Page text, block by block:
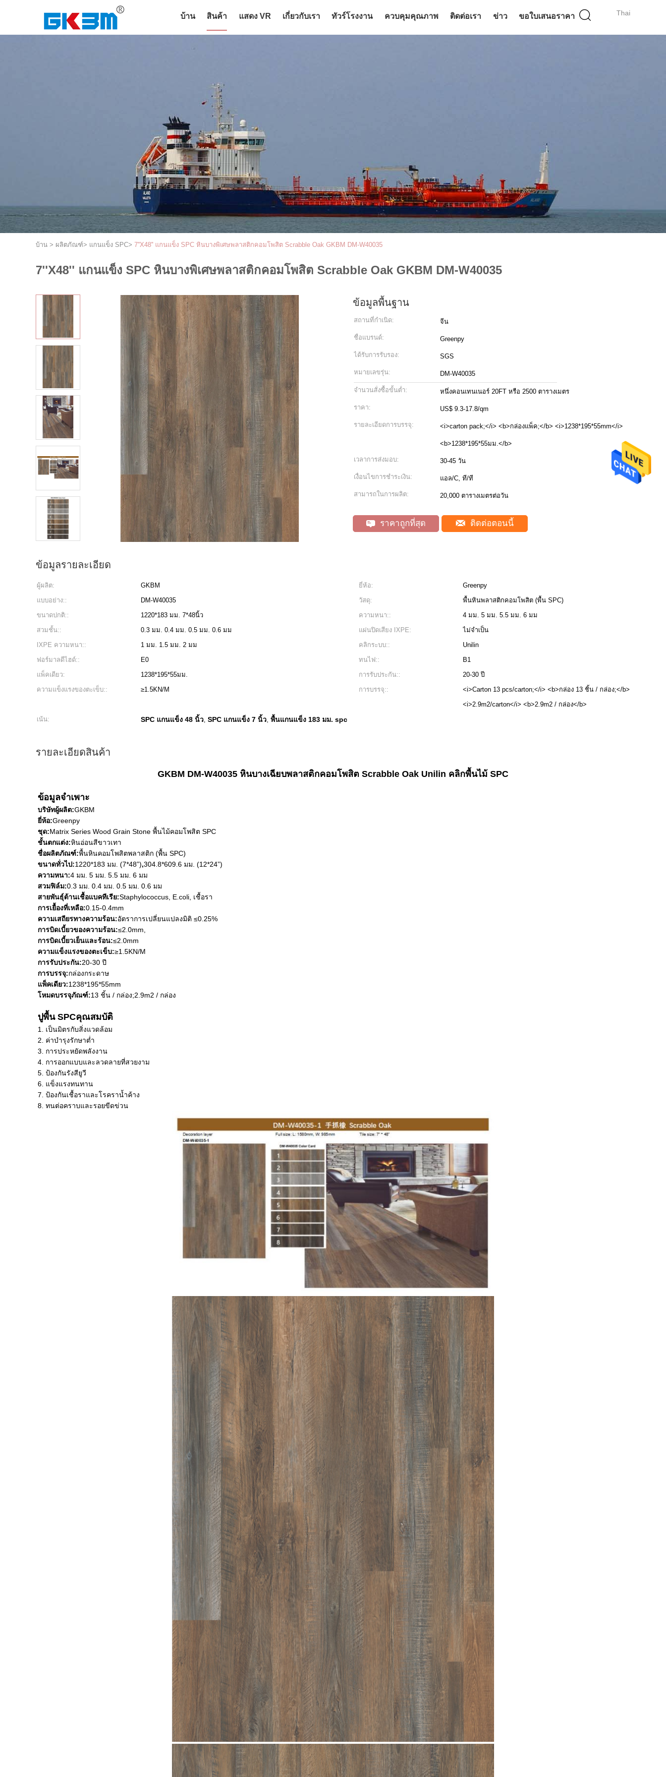
Thai
บ้าน สินค้า แสดง VR เกี่ยวกับเรา ทัวร์โรงงาน ควบคุมคุณภาพ ติดต่อเรา ข่าว ขอใบเสนอราคา
บ้าน > ผลิตภัณฑ์> แกนแข็ง SPC> 7''X48'' แกนแข็ง SPC หินบางพิเศษพลาสติกคอมโพสิต Scrabble Oak GKBM DM-W40035
7''X48'' แกนแข็ง SPC หินบางพิเศษพลาสติกคอมโพสิต Scrabble Oak GKBM DM-W40035
ข้อมูลพื้นฐาน
สถานที่กำเนิด: จีน
ชื่อแบรนด์: Greenpy
ได้รับการรับรอง: SGS
หมายเลขรุ่น: DM-W40035
จำนวนสั่งซื้อขั้นต่ำ: หนึ่งคอนเทนเนอร์ 20FT หรือ 2500 ตารางเมตร
ราคา: US$ 9.3-17.8/qm
รายละเอียดการบรรจุ: <i>carton pack;</i> <b>กล่องแพ็ค;</b> <i>1238*195*55mm</i>
<b>1238*195*55มม.</b>
เวลาการส่งมอบ: 30-45 วัน
เงื่อนไขการชำระเงิน: แอล/C, ที/ที
สามารถในการผลิต: 20,000 ตารางเมตรต่อวัน
ราคาถูกที่สุด ติดต่อตอนนี้
ข้อมูลรายละเอียด
ผู้ผลิต: GKBM ยี่ห้อ:
Greenpy
แบบอย่าง::
DM-W40035 วัสดุ:
พื้นหินพลาสติกคอมโพสิต (พื้น SPC)
ขนาดปกติ::
1220*183 มม. 7*48นิ้ว ความหนา::
4 มม. 5 มม. 5.5 มม. 6 มม
สวมชั้น::
0.3 มม. 0.4 มม. 0.5 มม. 0.6 มม แผ่นปิดเสียง IXPE:
ไม่จำเป็น
IXPE ความหนา::
1 มม. 1.5 มม. 2 มม คลิกระบบ::
Unilin
ฟอร์มาลดีไฮด์::
E0 ทนไฟ::
B1
แพ็คเดียว:
1238*195*55มม. การรับประกัน::
20-30 ปี
ความแข็งแรงของตะเข็บ::
≥1.5KN/M การบรรจุ::
<i>Carton 13 pcs/carton;</i> <b>กล่อง 13 ชิ้น / กล่อง;</b>
<i>2.9m2/carton</i> <b>2.9m2 / กล่อง</b>
เน้น:
SPC แกนแข็ง 48 นิ้ว, SPC แกนแข็ง 7 นิ้ว, พื้นแกนแข็ง 183 มม. spc
รายละเอียดสินค้า
GKBM DM-W40035 หินบางเฉียบพลาสติกคอมโพสิต Scrabble Oak Unilin คลิกพื้นไม้ SPC
ข้อมูลจำเพาะ
บริษัทผู้ผลิต:GKBM
ยี่ห้อ:Greenpy
ชุด:Matrix Series Wood Grain Stone พื้นไม้คอมโพสิต SPC
ชั้นตกแต่ง:หินอ่อนสีขาวเทา
ชื่อผลิตภัณฑ์:พื้นหินคอมโพสิตพลาสติก (พื้น SPC)
ขนาดทั่วไป:1220*183 มม. (7*48”),304.8*609.6 มม. (12*24”)
ความหนา:4 มม. 5 มม. 5.5 มม. 6 มม
สวมฟิล์ม:0.3 มม. 0.4 มม. 0.5 มม. 0.6 มม
สายพันธุ์ต้านเชื้อแบคทีเรีย:Staphylococcus, E.coli, เชื้อรา
การเยื้องที่เหลือ:0.15-0.4mm
ความเสถียรทางความร้อน:อัตราการเปลี่ยนแปลงมิติ ≤0.25%
การบิดเบี้ยวของความร้อน:≤2.0mm,
การบิดเบี้ยวเย็นและร้อน:≤2.0mm
ความแข็งแรงของตะเข็บ:≥1.5KN/M
การรับประกัน:20-30 ปี
การบรรจุ:กล่องกระดาษ
แพ็คเดียว:1238*195*55mm
โหมดบรรจุภัณฑ์:13 ชิ้น / กล่อง;2.9m2 / กล่อง
ปูพื้น SPCคุณสมบัติ
1. เป็นมิตรกับสิ่งแวดล้อม
2. ค่าบำรุงรักษาต่ำ
3. การประหยัดพลังงาน
4. การออกแบบและลวดลายที่สวยงาม
5. ป้องกันรังสียูวี
6. แข็งแรงทนทาน
7. ป้องกันเชื้อราและโรคราน้ำค้าง
8. ทนต่อคราบและรอยขีดข่วน